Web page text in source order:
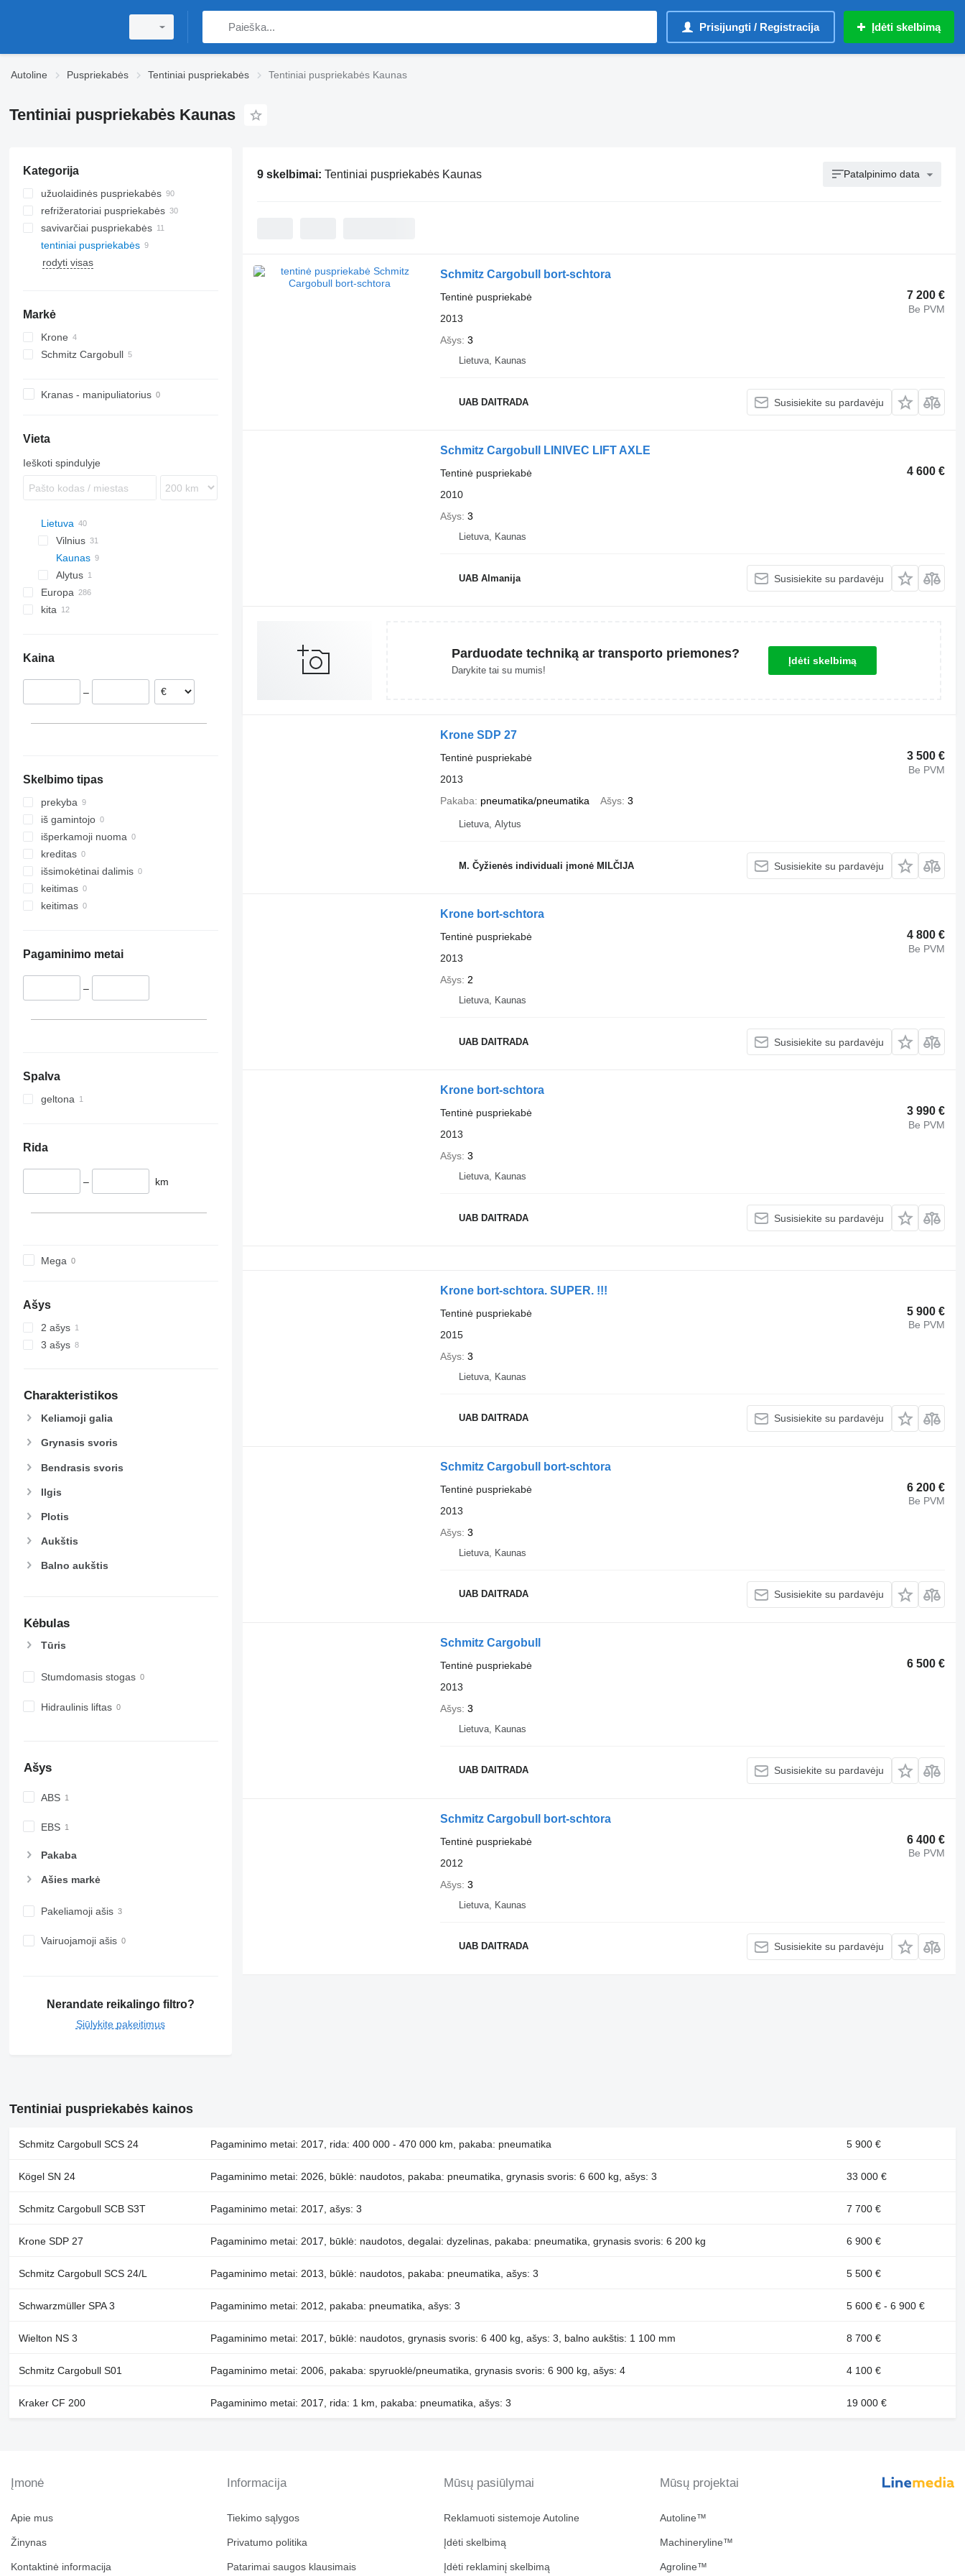
Prisijungti / Registracija Įdėti skelbimą
Autoline Puspriekabės Tentiniai puspriekabės Tentiniai puspriekabės Kaunas
Tentiniai puspriekabės Kaunas
Kategorija
užuolaidinės puspriekabės
refrižeratoriai puspriekabės
savivarčiai puspriekabės
tentiniai puspriekabės
rodyti visas
Markė
Krone
SDP
Schmitz Cargobull
Kranas - manipuliatorius
Vieta
Ieškoti spindulyje
Lietuva
Vilnius
Kaunas
Alytus
Europa
Estija
Vengrija
kita
Kaina
–
Skelbimo tipas
prekyba
iš gamintojo
išperkamoji nuoma
kreditas
išsimokėtinai dalimis
keitimas
keitimas
Pagaminimo metai
–
Spalva
geltona
Rida
– km
Mega
Ašys
2 ašys
3 ašys
Charakteristikos
Keliamoji galia
Grynasis svoris
Bendrasis svoris
Ilgis
Plotis
Aukštis
Balno aukštis
Kėbulas
Tūris
Stumdomasis stogas
Hidraulinis liftas
Ašys
ABS
EBS
Pakaba
Ašies markė
Pakeliamoji ašis
Vairuojamoji ašis
Nerandate reikalingo filtro?
Siūlykite pakeitimus
9 skelbimai: Tentiniai puspriekabės Kaunas Patalpinimo data
Schmitz Cargobull bort-schtora
7 200 €
Be PVM
Tentinė puspriekabė
2013
Ašys 3
Lietuva, Kaunas
UAB DAITRADA Susisiekite su pardavėju
Schmitz Cargobull LINIVEC LIFT AXLE
4 600 €
Tentinė puspriekabė
2010
Ašys 3
Lietuva, Kaunas
UAB Almanija Susisiekite su pardavėju
Parduodate techniką ar transporto priemones?
Darykite tai su mumis!
Įdėti skelbimą
Krone SDP 27
3 500 €
Be PVM
Tentinė puspriekabė
2013
Pakaba
pneumatika/pneumatika Ašys 3
Lietuva, Alytus
M. Čyžienės individuali įmonė MILČIJA Susisiekite su pardavėju
Krone bort-schtora
4 800 €
Be PVM
Tentinė puspriekabė
2013
Ašys 2
Lietuva, Kaunas
UAB DAITRADA Susisiekite su pardavėju
Krone bort-schtora
3 990 €
Be PVM
Tentinė puspriekabė
2013
Ašys 3
Lietuva, Kaunas
UAB DAITRADA Susisiekite su pardavėju
Krone bort-schtora. SUPER. !!!
5 900 €
Be PVM
Tentinė puspriekabė
2015
Ašys 3
Lietuva, Kaunas
UAB DAITRADA Susisiekite su pardavėju
Schmitz Cargobull bort-schtora
6 200 €
Be PVM
Tentinė puspriekabė
2013
Ašys 3
Lietuva, Kaunas
UAB DAITRADA Susisiekite su pardavėju
Schmitz Cargobull
6 500 €
Tentinė puspriekabė
2013
Ašys 3
Lietuva, Kaunas
UAB DAITRADA Susisiekite su pardavėju
Schmitz Cargobull bort-schtora
6 400 €
Be PVM
Tentinė puspriekabė
2012
Ašys 3
Lietuva, Kaunas
UAB DAITRADA Susisiekite su pardavėju
Tentiniai puspriekabės kainos
Schmitz Cargobull SCS 24 Pagaminimo metai: 2017, rida: 400 000 - 470 000 km, pakaba: pneumatika 5 900 €
Kögel SN 24 Pagaminimo metai: 2026, būklė: naudotos, pakaba: pneumatika, grynasis svoris: 6 600 kg, ašys: 3 33 000 €
Schmitz Cargobull SCB S3T Pagaminimo metai: 2017, ašys: 3 7 700 €
Krone SDP 27 Pagaminimo metai: 2017, būklė: naudotos, degalai: dyzelinas, pakaba: pneumatika, grynasis svoris: 6 200 kg 6 900 €
Schmitz Cargobull SCS 24/L Pagaminimo metai: 2013, būklė: naudotos, pakaba: pneumatika, ašys: 3 5 500 €
Schwarzmüller SPA 3 Pagaminimo metai: 2012, pakaba: pneumatika, ašys: 3 5 600 € - 6 900 €
Wielton NS 3 Pagaminimo metai: 2017, būklė: naudotos, grynasis svoris: 6 400 kg, ašys: 3, balno aukštis: 1 100 mm 8 700 €
Schmitz Cargobull S01 Pagaminimo metai: 2006, pakaba: spyruoklė/pneumatika, grynasis svoris: 6 900 kg, ašys: 4 4 100 €
Kraker CF 200 Pagaminimo metai: 2017, rida: 1 km, pakaba: pneumatika, ašys: 3 19 000 €
Įmonė
Apie mus
Žinynas
Kontaktinė informacija
Informacija
Tiekimo sąlygos
Privatumo politika
Patarimai saugos klausimais
Mūsų pasiūlymai
Reklamuoti sistemoje Autoline
Įdėti skelbimą
Įdėti reklaminį skelbimą
Mūsų projektai
Autoline™
Machineryline™
Agroline™